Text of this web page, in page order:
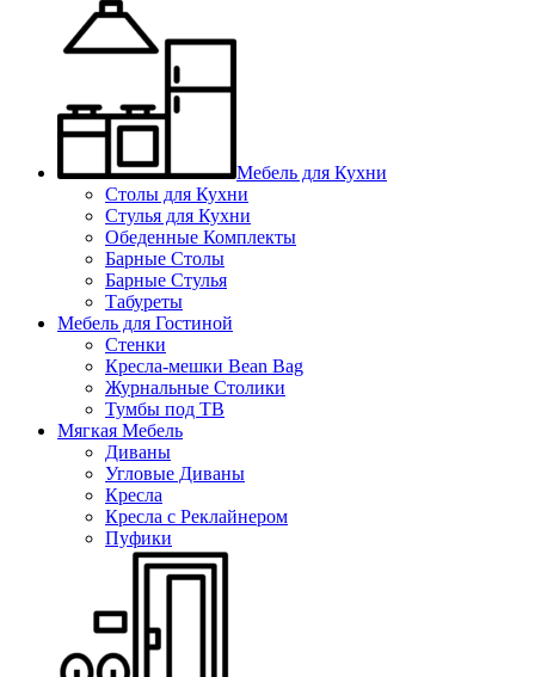
Мебель для Кухни
Столы для Кухни
Стулья для Кухни
Обеденные Комплекты
Барные Столы
Барные Стулья
Табуреты
Мебель для Гостиной
Стенки
Кресла-мешки Bean Bag
Журнальные Столики
Тумбы под ТВ
Мягкая Мебель
Диваны
Угловые Диваны
Кресла
Кресла с Реклайнером
Пуфики